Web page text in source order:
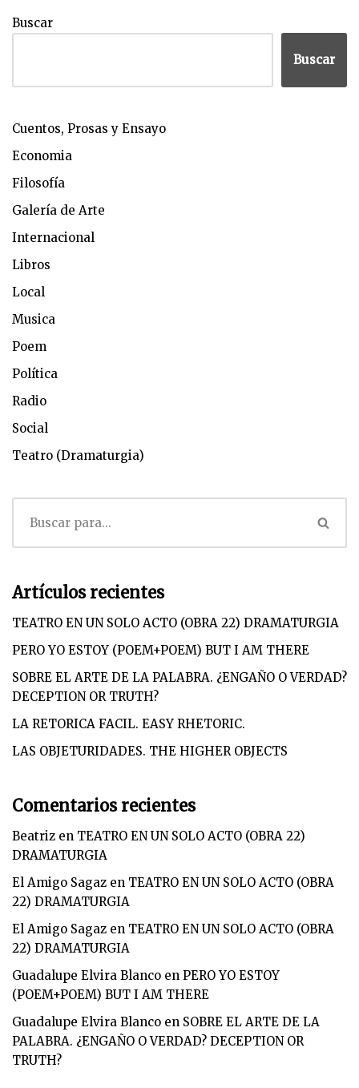
Buscar
Buscar
Cuentos, Prosas y Ensayo
Economia
Filosofía
Galería de Arte
Internacional
Libros
Local
Musica
Poem
Política
Radio
Social
Teatro (Dramaturgia)
Artículos recientes
TEATRO EN UN SOLO ACTO (OBRA 22) DRAMATURGIA
PERO YO ESTOY (POEM+POEM) BUT I AM THERE
SOBRE EL ARTE DE LA PALABRA. ¿ENGAÑO O VERDAD?
DECEPTION OR TRUTH?
LA RETORICA FACIL. EASY RHETORIC.
LAS OBJETURIDADES. THE HIGHER OBJECTS
Comentarios recientes
Beatriz en TEATRO EN UN SOLO ACTO (OBRA 22)
DRAMATURGIA
El Amigo Sagaz en TEATRO EN UN SOLO ACTO (OBRA
22) DRAMATURGIA
El Amigo Sagaz en TEATRO EN UN SOLO ACTO (OBRA
22) DRAMATURGIA
Guadalupe Elvira Blanco en PERO YO ESTOY
(POEM+POEM) BUT I AM THERE
Guadalupe Elvira Blanco en SOBRE EL ARTE DE LA
PALABRA. ¿ENGAÑO O VERDAD? DECEPTION OR
TRUTH?